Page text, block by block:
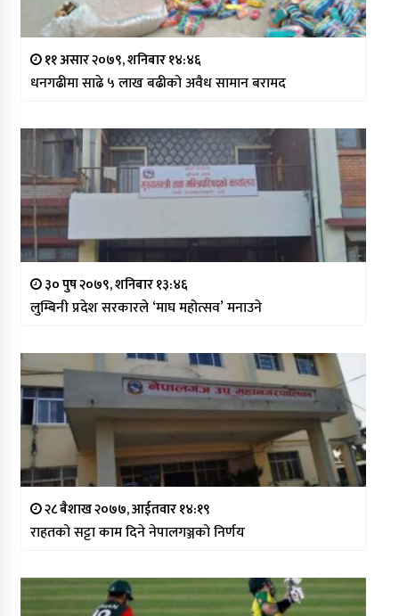
११ असार २०७९, शनिबार १४:४६
धनगढीमा साढे ५ लाख बढीको अवैध सामान बरामद
३० पुष २०७९, शनिबार १३:४६
लुम्बिनी प्रदेश सरकारले ‘माघ महोत्सव’ मनाउने
२८ बैशाख २०७७, आईतवार १४:१९
राहतको सट्टा काम दिने नेपालगञ्जको निर्णय